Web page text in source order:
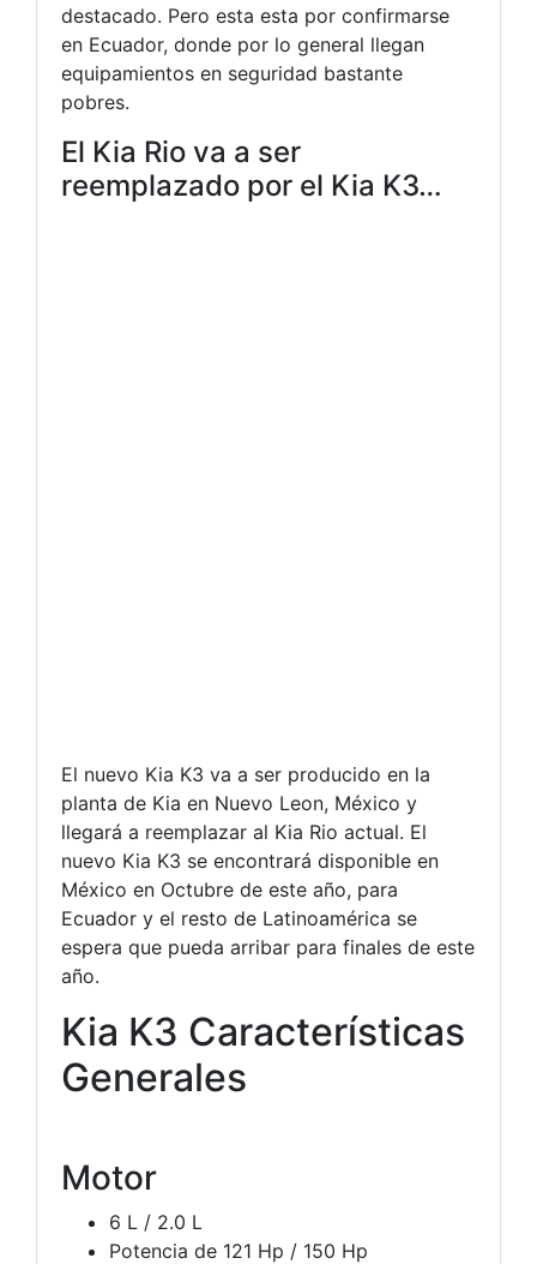
destacado. Pero esta esta por confirmarse
en Ecuador, donde por lo general llegan
equipamientos en seguridad bastante
pobres.
El Kia Rio va a ser
reemplazado por el Kia K3…
El nuevo Kia K3 va a ser producido en la
planta de Kia en Nuevo Leon, México y
llegará a reemplazar al Kia Rio actual. El
nuevo Kia K3 se encontrará disponible en
México en Octubre de este año, para
Ecuador y el resto de Latinoamérica se
espera que pueda arribar para finales de este
año.
Kia K3 Características
Generales
Motor
6 L / 2.0 L
Potencia de 121 Hp / 150 Hp